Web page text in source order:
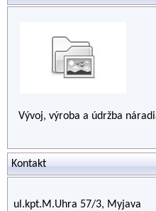
Vývoj, výroba a údržba
Kontakt
ul.kpt.M.Uhra 57/3, Myjava